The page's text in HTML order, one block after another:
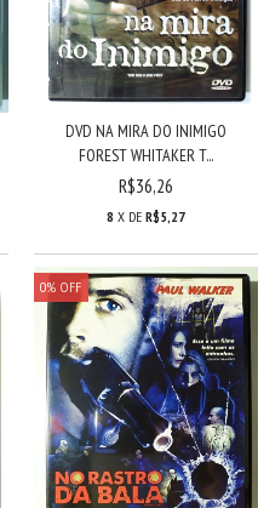
DVD NA MIRA DO INIMIGO
FOREST WHITAKER T...
R$36,26
8 X DER$5,27
0%OFF